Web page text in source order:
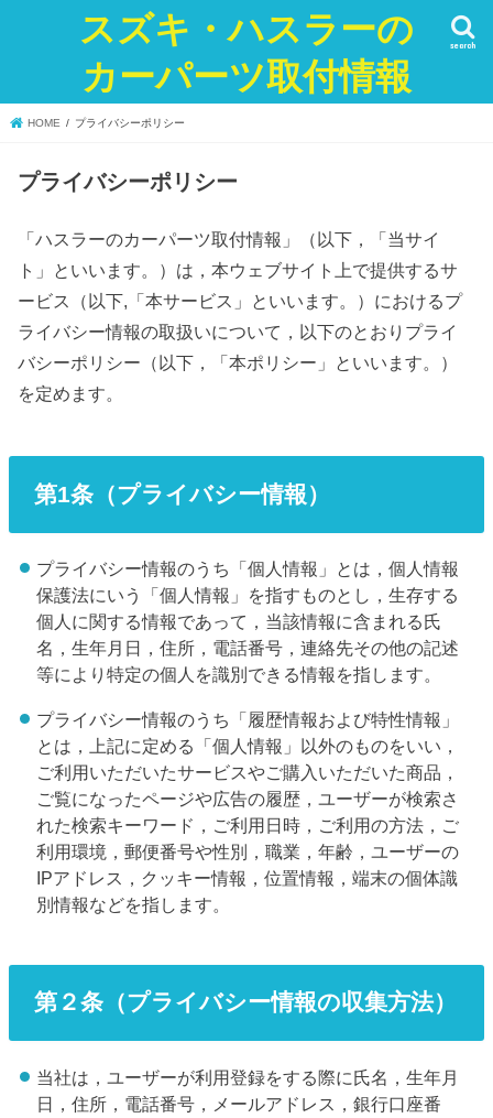
スズキ・ハスラーの
カーパーツ取付情報
search
HOME プライバシーポリシー
プライバシーポリシー
「ハスラーのカーパーツ取付情報」（以下，「当サイ
ト」といいます。）は，本ウェブサイト上で提供するサ
ービス（以下,「本サービス」といいます。）におけるプ
ライバシー情報の取扱いについて，以下のとおりプライ
バシーポリシー（以下，「本ポリシー」といいます。）
を定めます。
第1条（プライバシー情報）
プライバシー情報のうち「個人情報」とは，個人情報
保護法にいう「個人情報」を指すものとし，生存する
個人に関する情報であって，当該情報に含まれる氏
名，生年月日，住所，電話番号，連絡先その他の記述
等により特定の個人を識別できる情報を指します。
プライバシー情報のうち「履歴情報および特性情報」
とは，上記に定める「個人情報」以外のものをいい，
ご利用いただいたサービスやご購入いただいた商品，
ご覧になったページや広告の履歴，ユーザーが検索さ
れた検索キーワード，ご利用日時，ご利用の方法，ご
利用環境，郵便番号や性別，職業，年齢，ユーザーの
IPアドレス，クッキー情報，位置情報，端末の個体識
別情報などを指します。
第２条（プライバシー情報の収集方法）
当社は，ユーザーが利用登録をする際に氏名，生年月
日，住所，電話番号，メールアドレス，銀行口座番